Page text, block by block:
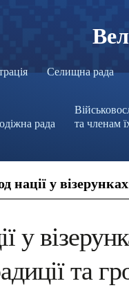
Селищна рада
рада
та членам
нації у
у
та